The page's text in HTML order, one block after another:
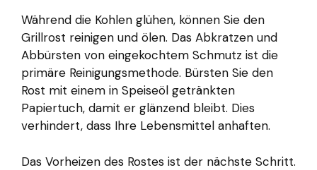
Während die Kohlen glühen, können Sie den
Grillrost reinigen und ölen. Das Abkratzen und
Abbürsten von eingekochtem Schmutz ist die
primäre Reinigungsmethode. Bürsten Sie den
Rost mit einem in Speiseöl getränkten
Papiertuch, damit er glänzend bleibt. Dies
verhindert, dass Ihre Lebensmittel anhaften.
Das Vorheizen des Rostes ist der nächste Schritt.